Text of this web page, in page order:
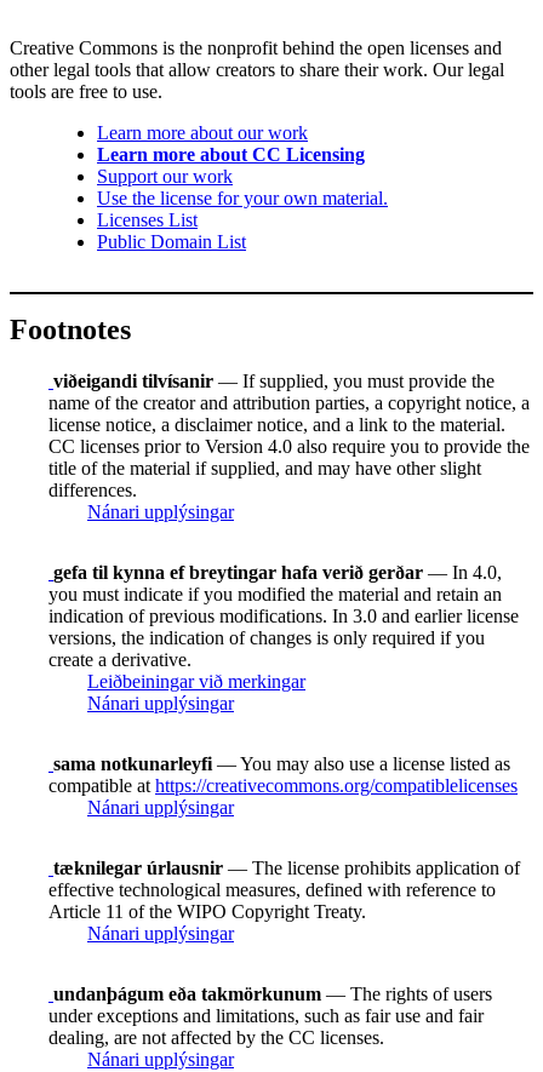
Creative Commons is the nonprofit behind the open licenses and
other legal tools that allow creators to share their work. Our legal
tools are free to use.
Learn more about our work
Learn more about CC Licensing
Support our work
Use the license for your own material.
Licenses List
Public Domain List
Footnotes
viðeigandi tilvísanir — If supplied, you must provide the
name of the creator and attribution parties, a copyright notice, a
license notice, a disclaimer notice, and a link to the material.
CC licenses prior to Version 4.0 also require you to provide the
title of the material if supplied, and may have other slight
differences.
Nánari upplýsingar
gefa til kynna ef breytingar hafa verið gerðar — In 4.0,
you must indicate if you modified the material and retain an
indication of previous modifications. In 3.0 and earlier license
versions, the indication of changes is only required if you
create a derivative.
Leiðbeiningar við merkingar
Nánari upplýsingar
sama notkunarleyfi — You may also use a license listed as
compatible at https://creativecommons.org/compatiblelicenses
Nánari upplýsingar
tæknilegar úrlausnir — The license prohibits application of
effective technological measures, defined with reference to
Article 11 of the WIPO Copyright Treaty.
Nánari upplýsingar
undanþágum eða takmörkunum — The rights of users
under exceptions and limitations, such as fair use and fair
dealing, are not affected by the CC licenses.
Nánari upplýsingar